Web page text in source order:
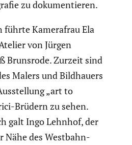
zu dokumen­tieren.
führte Kamera­frau Ela
von Jürgen
Brunsrode. Zurzeit sind
Malers und Bildhauers
„art to
Brüdern zu sehen.
galt Ingo Lehnhof, der
Nähe des Westbahn­